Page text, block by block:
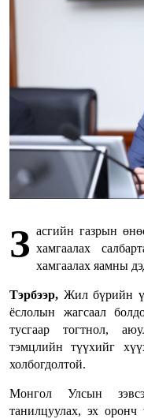
З асгийн газрын
хамгаалах
хамгаалах яамны
Тэрбээр, Жил бүрийн
ёслолын жагсаал
тусгаар тогтнол,
тэмцлийн түүхийг
холбогдолтой.
Монгол Улсын
танилцуулах, эх оронч